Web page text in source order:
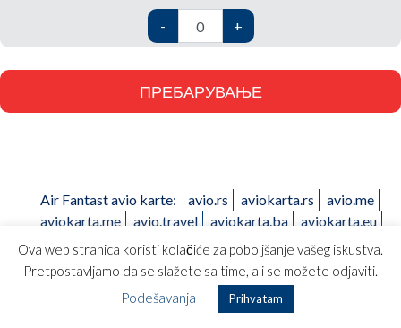
- +
Ova web stranica koristi kolačiće za poboljšanje vašeg iskustva.
Pretpostavljamo da se slažete sa time, ali se možete odjaviti.
Podešavanja
Prihvatam
Air Fantast avio karte: avio.rs aviokarta.rs
avio.me
aviokarta.me
avio.travel aviokarta.ba
aviokarta.eu
aviokarta.hr
aviokarte.at efluge.com
letalska.si
avionskibileti.mk